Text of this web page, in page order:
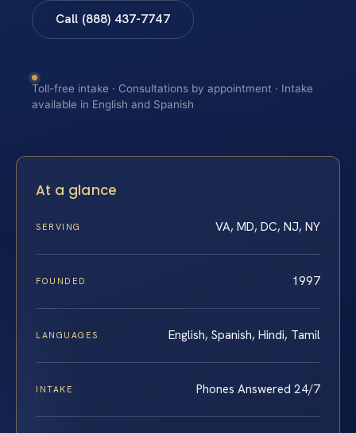
Call (888) 437-7747
Toll-free intake · Consultations by appointment · Intake
available in English and Spanish
At a glance
SERVING VA, MD, DC, NJ, NY
FOUNDED 1997
LANGUAGES English, Spanish, Hindi, Tamil
INTAKE Phones Answered 24/7